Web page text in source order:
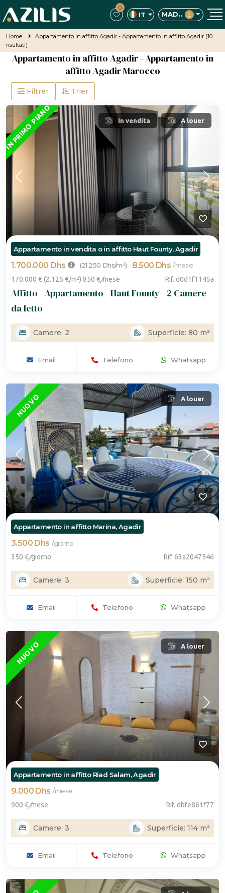
0
IT MAD.. 2
Home Appartamento in affitto Agadir - Appartamento in affitto Agadir (10
risultati)
Appartamento in affitto Agadir - Appartamento in
affitto Agadir Marocco
Filtrer Trier
IN PRIMO PIANO In vendita A louer
Appartamento in vendita o in affitto Haut Founty, Agadir
1.700.000 Dhs (21.250 Dhs/m²) 8.500 Dhs /mese
170.000 € (2.125 €/m²) 850 €/mese Rif. d0d1f1145a
Affitto - Appartamento - Haut Founty - 2 Camere
da letto
Camere: 2 Superficie: 80 m²
Email Telefono Whatsapp
IN PRIMO PIANO
NUOVO A louer
Appartamento in affitto Marina, Agadir
3.500 Dhs /giorno
350 €/giorno Rif. 63a2047546
Camere: 3 Superficie: 150 m²
Email Telefono Whatsapp
NUOVO A louer
Appartamento in affitto Riad Salam, Agadir
9.000 Dhs /mese
900 €/mese Rif. dbfe861f77
Camere: 3 Superficie: 114 m²
Email Telefono Whatsapp